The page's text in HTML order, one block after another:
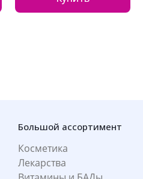
Большой ассортимент
Косметика
Лекарства